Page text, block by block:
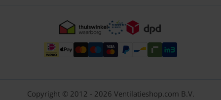
Copyright © 2012 - 2026 Ventilatieshop.com B.V.